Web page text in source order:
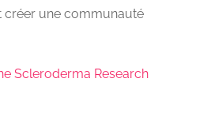
créer une communauté
Scleroderma Research